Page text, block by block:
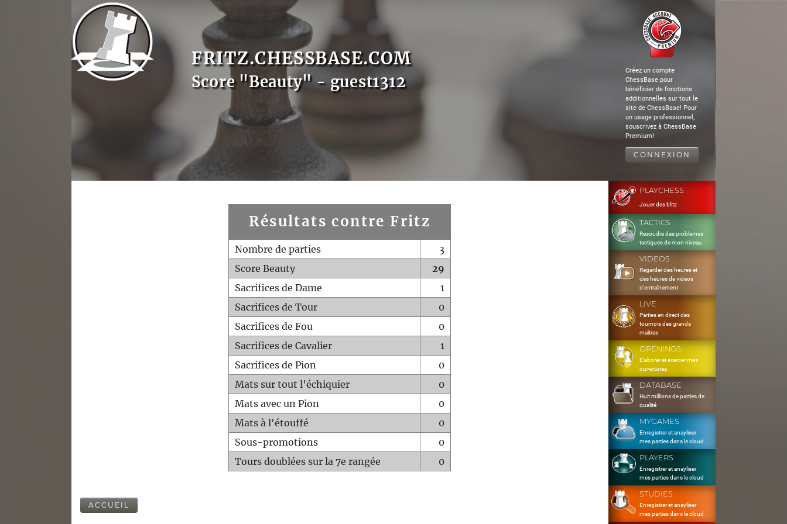
FRITZ.CHESSBASE.COM
Score "Beauty" - guest1312
Créez un compte
ChessBase pour
bénéficier de fonctions
additionnelles sur tout le
site de ChessBase! Pour
un usage professionnel,
souscrivez à ChessBase
Premium!
CONNEXION
Résultats contre Fritz
Nombre de parties
3
Score Beauty
29
Sacrifices de Dame
1
Sacrifices de Tour
0
Sacrifices de Fou
0
Sacrifices de Cavalier
1
Sacrifices de Pion
0
Mats sur tout l'échiquier
0
Mats avec un Pion
0
Mats à l'étouffé
0
Sous-promotions
0
Tours doublées sur la 7e rangée
0
ACCUEIL
PLAYCHESS
Jouer des blitz
TACTICS
Resoudre des problemes
tactiques de mon niveau
VIDEOS
Regarder des heures et
des heures de videos
d'entraînement
LIVE
Parties en direct des
tournois des grands
maîtres
OPENINGS
Elaborer et exercer mes
ouvertures
DATABASE
Huit millions de parties de
qualité
MYGAMES
Enregistrer et anayliser
mes parties dans le cloud
PLAYERS
Enregistrer et anayliser
mes parties dans le cloud
STUDIES
Enregistrer et anayliser
mes parties dans le cloud